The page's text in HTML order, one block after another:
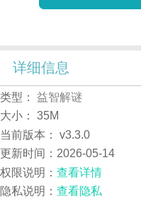
详细信息
类型：
益智解谜
大小：
35M
当前版本：
v3.3.0
更新时间： 2026-05-14
权限说明： 查看详情
隐私说明： 查看隐私